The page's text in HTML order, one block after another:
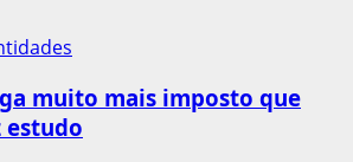
muito mais imposto que